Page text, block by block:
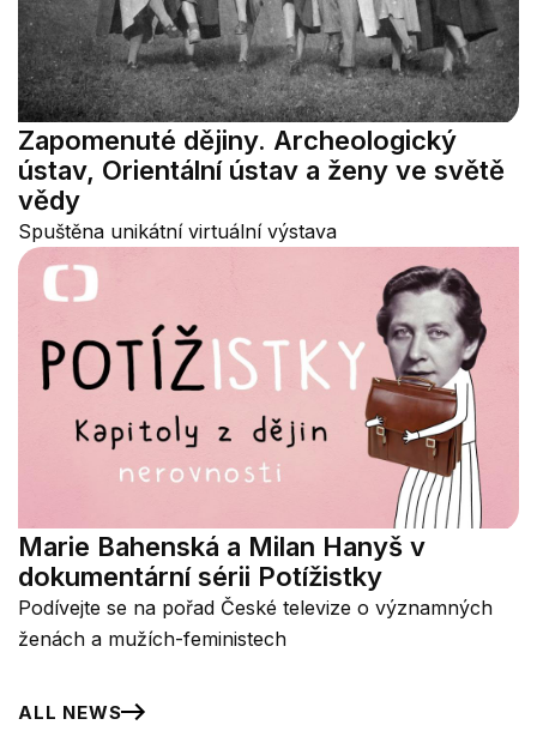
Zapomenuté dějiny. Archeologický
ústav, Orientální ústav a ženy ve světě
vědy
Spuštěna unikátní virtuální výstava
Marie Bahenská a Milan Hanyš v
dokumentární sérii Potížistky
Podívejte se na pořad České televize o významných
ženách a mužích-feministech
ALL NEWS